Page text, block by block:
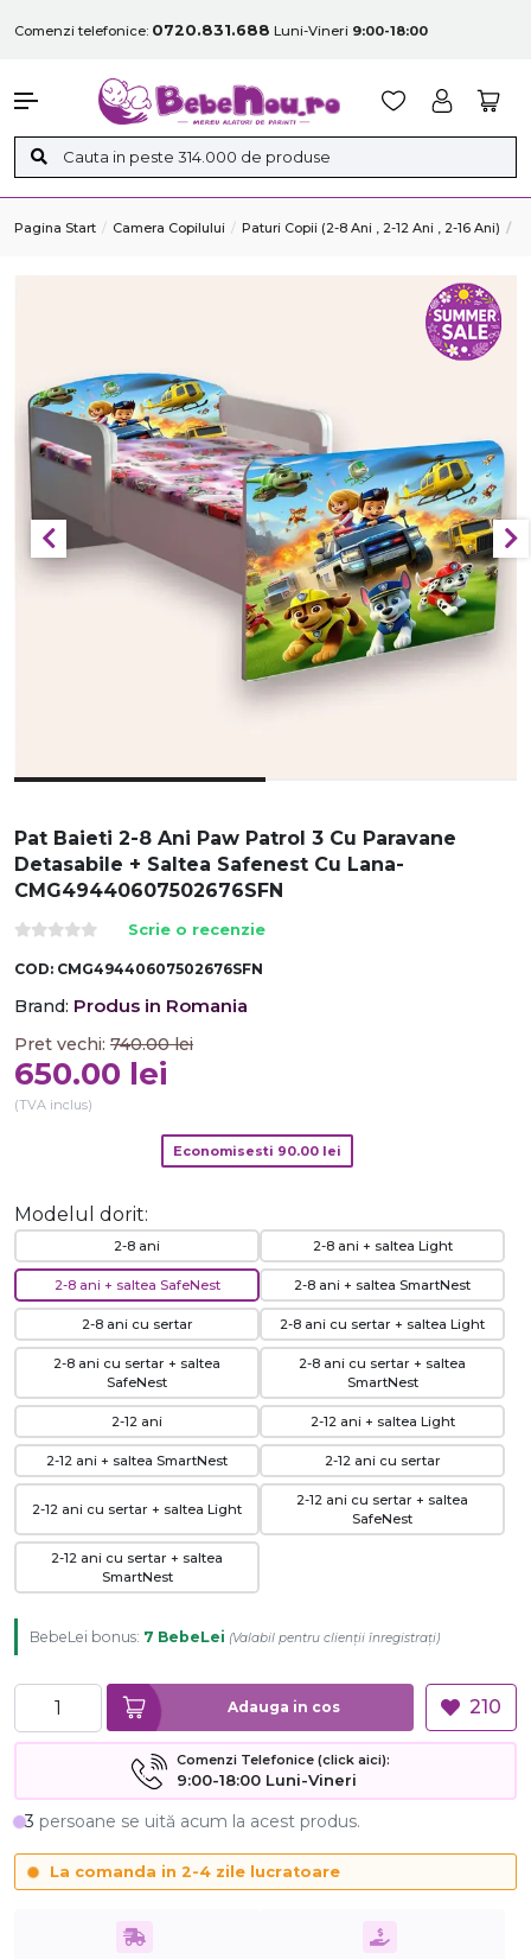
Comenzi telefonice: 0720.831.688 Luni-Vineri 9:00-18:00
Pagina Start Camera Copilului Paturi Copii (2-8 Ani , 2-12 Ani , 2-16 Ani)
Pat Baieti 2-8 Ani Paw Patrol 3 Cu Paravane
Detasabile + Saltea Safenest Cu Lana-
CMG49440607502676SFN
Scrie o recenzie
COD: CMG49440607502676SFN
Brand: Produs in Romania
Pret vechi: 740.00 lei
650.00 lei
(TVA inclus)
Economisesti 90.00lei
Modelul dorit:
2-8 ani 2-8 ani + saltea Light
2-8 ani + saltea SafeNest 2-8 ani + saltea SmartNest
2-8 ani cu sertar 2-8 ani cu sertar + saltea Light
2-8 ani cu sertar + saltea
SafeNest
2-8 ani cu sertar + saltea
SmartNest
2-12 ani 2-12 ani + saltea Light
2-12 ani + saltea SmartNest 2-12 ani cu sertar
2-12 ani cu sertar + saltea Light
2-12 ani cu sertar + saltea
SafeNest
2-12 ani cu sertar + saltea
SmartNest
BebeLei bonus: 7 BebeLei (Valabil pentru clienții înregistrați)
Adauga in cos 210
Comenzi Telefonice (click aici):
9:00-18:00 Luni-Vineri
3 persoane se uită acum la acest produs.
La comanda in 2-4 zile lucratoare